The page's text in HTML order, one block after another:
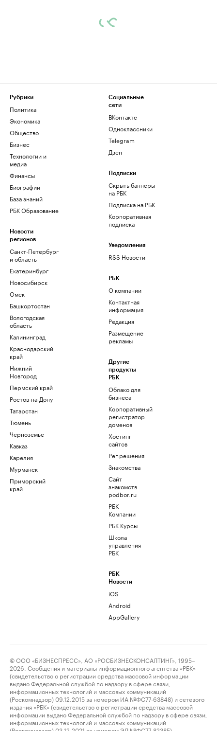
Рубрики
Политика
Экономика
Общество
Бизнес
Технологии и
медиа
Финансы
Биографии
База знаний
РБК Образование
Новости
регионов
Санкт-Петербург
и область
Екатеринбург
Новосибирск
Омск
Башкортостан
Вологодская
область
Калининград
Краснодарский
край
Нижний
Новгород
Пермский край
Ростов-на-Дону
Татарстан
Тюмень
Черноземье
Кавказ
Карелия
Мурманск
Приморский
край
Социальные
сети
ВКонтакте
Одноклассники
Telegram
Дзен
Подписки
Скрыть баннеры
на РБК
Подписка на РБК
Корпоративная
подписка
Уведомления
RSS Новости
РБК
О компании
Контактная
информация
Редакция
Размещение
рекламы
Другие
продукты
РБК
Облако для
бизнеса
Корпоративный
регистратор
доменов
Хостинг
сайтов
Рег.решения
Знакомства
Сайт
знакомств
podbor.ru
РБК
Компании
РБК Курсы
Школа
управления
РБК
РБК
Новости
iOS
Android
AppGallery
© ООО «БИЗНЕСПРЕСС», АО «РОСБИЗНЕСКОНСАЛТИНГ», 1995–
2026. Сообщения и материалы информационного агентства «РБК»
(свидетельство о регистрации средства массовой информации
выдано Федеральной службой по надзору в сфере связи,
информационных технологий и массовых коммуникаций
(Роскомнадзор) 09.12.2015 за номером ИА №ФС77-63848) и сетевого
издания «РБК» (свидетельство о регистрации средства массовой
информации выдано Федеральной службой по надзору в сфере связи,
информационных технологий и массовых коммуникаций